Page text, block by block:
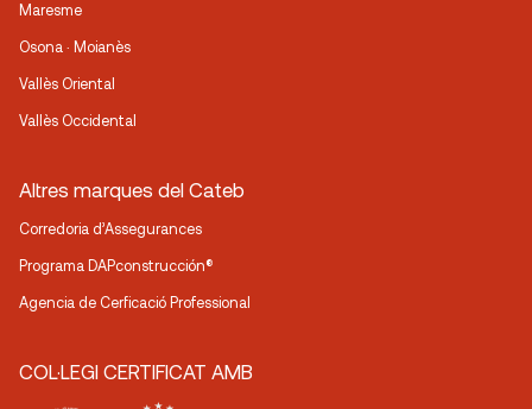
Maresme
Osona · Moianès
Vallès Oriental
Vallès Occidental
Altres marques del Cateb
Corredoria d’Assegurances
Programa DAPconstrucción®
Agencia de Cerficació Professional
COL·LEGI CERTIFICAT AMB